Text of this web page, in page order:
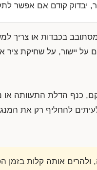
יבדוק קודם אם אפשר
בכבדות או צריך
על יישור, על שחיקת ציר
הדלת התעוותה או
להחליף רק את
אותה קלות בזמן